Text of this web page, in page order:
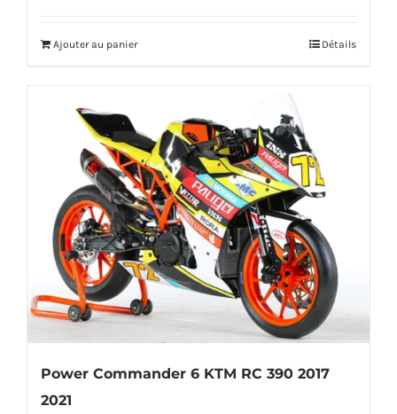
Ajouter au panier Détails
Power Commander 6 KTM RC 390 2017
2021